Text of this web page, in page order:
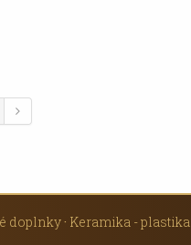
doplnky· Keramika - plastika